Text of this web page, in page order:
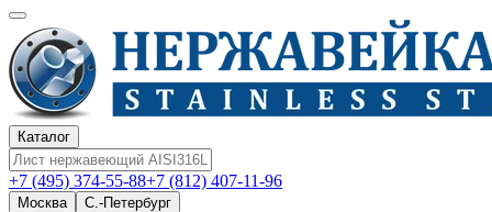
Каталог
+7 (495) 374-55-88+7 (812) 407-11-96
Москва
С.-Петербург